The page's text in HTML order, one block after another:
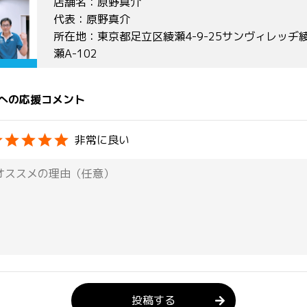
代表：原野真介
所在地：東京都足立区綾瀬4-9-25サンヴィレッヂ
瀬A-102
の応援コメント
非常に良い
投稿する